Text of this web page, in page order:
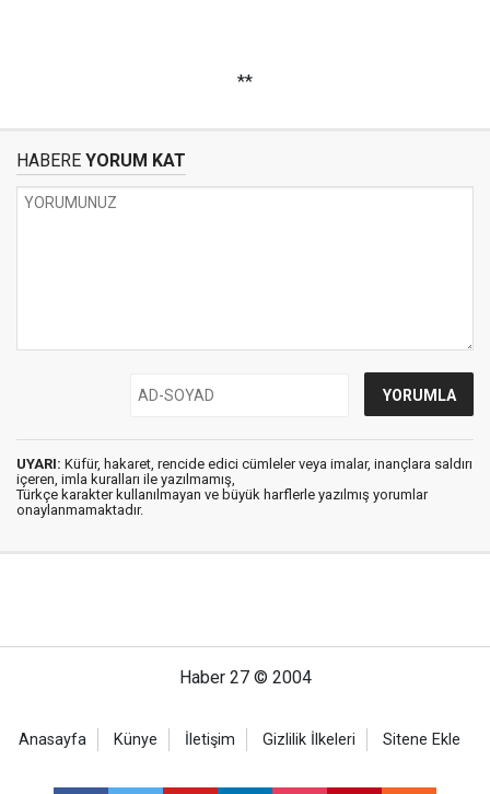
**
HABERE YORUM KAT
UYARI: Küfür, hakaret, rencide edici cümleler veya imalar, inançlara saldırı
içeren, imla kuralları ile yazılmamış,
Türkçe karakter kullanılmayan ve büyük harflerle yazılmış yorumlar
onaylanmamaktadır.
Haber 27 © 2004
Anasayfa Künye İletişim Gizlilik İlkeleri Sitene Ekle